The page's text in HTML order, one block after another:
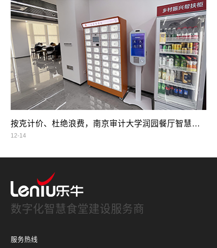
按克计价、杜绝浪费，南京审计大学润园餐厅智慧自助餐
12-14
数字化智慧食堂建设服务商
服务热线